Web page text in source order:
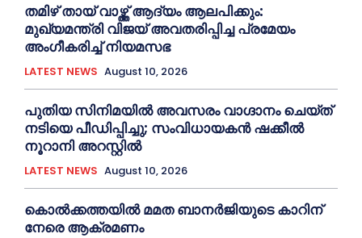
തമിഴ് തായ് വാഴ്ത്ത് ആദ്യം ആലപിക്കും:
മുഖ്യമന്ത്രി വിജയ് അവതരിപ്പിച്ച പ്രമേയം
അംഗീകരിച്ച്‌ നിയമസഭ
LATEST NEWS August 10, 2026
പുതിയ സിനിമയില്‍ അവസരം വാഗ്ദാനം ചെയ്ത്
നടിയെ പീഡിപ്പിച്ചു; സംവിധായകൻ ഷക്കീല്‍
നൂറാനി അറസ്റ്റില്‍
LATEST NEWS August 10, 2026
കൊല്‍ക്കത്തയില്‍ മമത ബാനര്‍ജിയുടെ കാറിന്
നേരെ ആക്രമണം